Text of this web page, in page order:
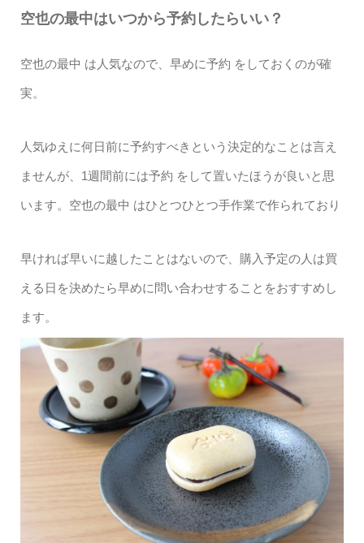
空也の最中はいつから予約したらいい？
空也の最中 は人気なので、早めに予約 をしておくのが確
実。
人気ゆえに何日前に予約すべきという決定的なことは言え
ませんが、1週間前には予約 をして置いたほうが良いと思
います。空也の最中 はひとつひとつ手作業で作られており
早ければ早いに越したことはないので、購入予定の人は買
える日を決めたら早めに問い合わせすることをおすすめし
ます。